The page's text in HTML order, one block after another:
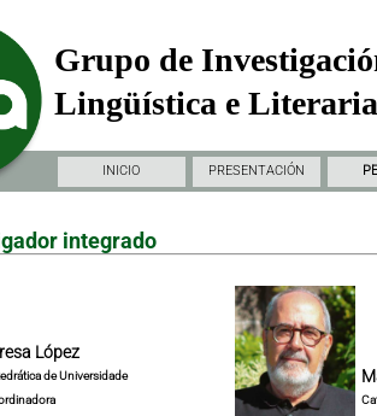
Grupo de
Lingüística e
INICIO PRESENTACIÓN
integrado
López
de Universidade